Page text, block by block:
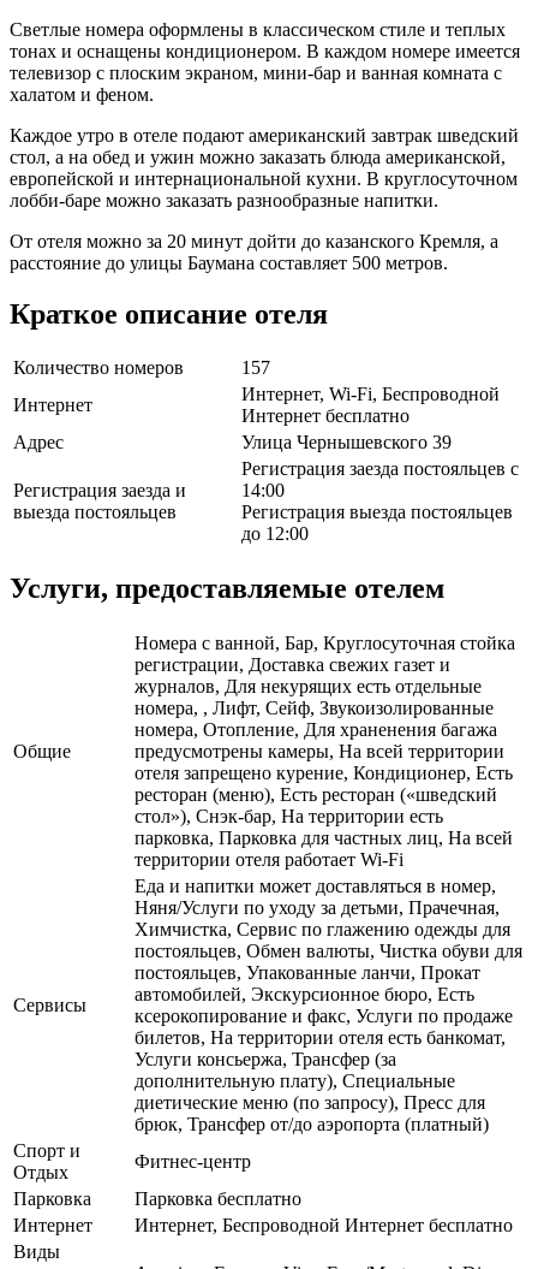
Светлые номера оформлены в классическом стиле и теплых
тонах и оснащены кондиционером. В каждом номере имеется
телевизор с плоским экраном, мини-бар и ванная комната с
халатом и феном.
Каждое утро в отеле подают американский завтрак шведский
стол, а на обед и ужин можно заказать блюда американской,
европейской и интернациональной кухни. В круглосуточном
лобби-баре можно заказать разнообразные напитки.
От отеля можно за 20 минут дойти до казанского Кремля, а
расстояние до улицы Баумана составляет 500 метров.
Краткое описание отеля
Количество номеров
157
Интернет
Интернет, Wi-Fi, Беспроводной
Интернет бесплатно
Адрес
Улица Чернышевского 39
Регистрация заезда и
выезда постояльцев
Регистрация заезда постояльцев с
14:00
Регистрация выезда постояльцев
до 12:00
Услуги, предоставляемые отелем
Общие
Номера с ванной, Бар, Круглосуточная стойка
регистрации, Доставка свежих газет и
журналов, Для некурящих есть отдельные
номера, , Лифт, Сейф, Звукоизолированные
номера, Отопление, Для храненения багажа
предусмотрены камеры, На всей территории
отеля запрещено курение, Кондиционер, Есть
ресторан (меню), Есть ресторан («шведский
стол»), Снэк-бар, На территории есть
парковка, Парковка для частных лиц, На всей
территории отеля работает Wi-Fi
Сервисы
Еда и напитки может доставляться в номер,
Няня/Услуги по уходу за детьми, Прачечная,
Химчистка, Сервис по глажению одежды для
постояльцев, Обмен валюты, Чистка обуви для
постояльцев, Упакованные ланчи, Прокат
автомобилей, Экскурсионное бюро, Есть
ксерокопирование и факс, Услуги по продаже
билетов, На территории отеля есть банкомат,
Услуги консьержа, Трансфер (за
дополнительную плату), Специальные
диетические меню (по запросу), Пресс для
брюк, Трансфер от/до аэропорта (платный)
Спорт и
Отдых
Фитнес-центр
Парковка
Парковка бесплатно
Интернет
Интернет, Беспроводной Интернет бесплатно
Виды